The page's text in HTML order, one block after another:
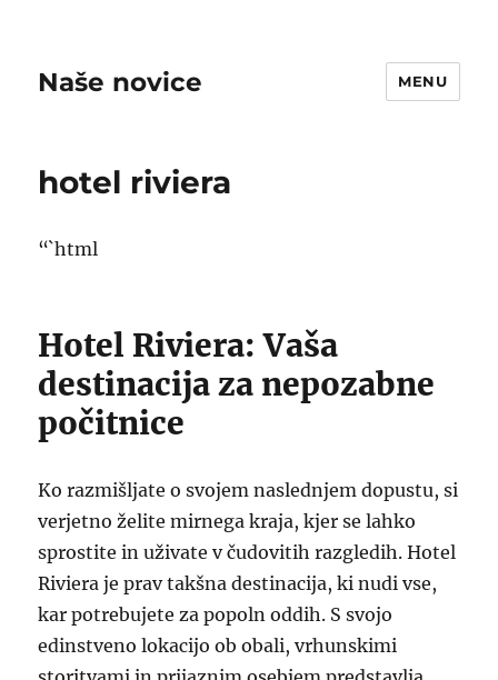
Naše novice MENU
hotel riviera
“`html
Hotel Riviera: Vaša
destinacija za nepozabne
počitnice
Ko razmišljate o svojem naslednjem dopustu, si
verjetno želite mirnega kraja, kjer se lahko
sprostite in uživate v čudovitih razgledih. Hotel
Riviera je prav takšna destinacija, ki nudi vse,
kar potrebujete za popoln oddih. S svojo
edinstveno lokacijo ob obali, vrhunskimi